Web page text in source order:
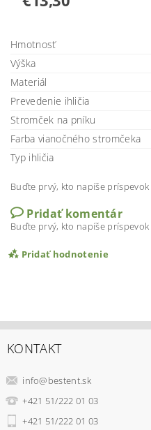
Hmotnosť
Výška
Materiál
Prevedenie ihličia
Stromček na pníku
Farba vianočného stromčeka
Typ ihličia
Buďte prvý, kto napíše
Pridať komentár
Buďte prvý, kto napíše
Pridať hodnotenie
KONTAKT
info@bestent.sk
+421 51/222 01 03
+421 51/222 01 03